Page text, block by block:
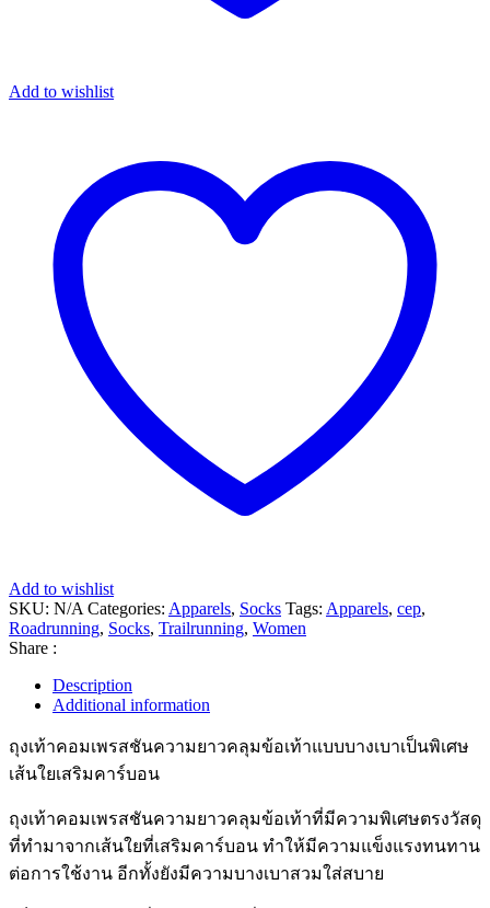
Add to wishlist
Add to wishlist
SKU: N/A Categories: Apparels, Socks Tags: Apparels, cep,
Roadrunning, Socks, Trailrunning, Women
Share :
Description
Additional information
ถุงเท้าคอมเพรสชันความยาวคลุมข้อเท้าแบบบางเบาเป็นพิเศษ
เส้นใยเสริมคาร์บอน
ถุงเท้าคอมเพรสชันความยาวคลุมข้อเท้าที่มีความพิเศษตรงวัสดุ
ที่ทำมาจากเส้นใยที่เสริมคาร์บอน ทำให้มีความแข็งแรงทนทาน
ต่อการใช้งาน อีกทั้งยังมีความบางเบาสวมใส่สบาย